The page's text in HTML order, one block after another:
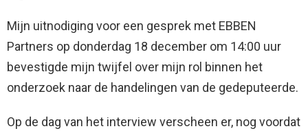
Mijn uitnodiging voor een gesprek met EBBEN
Partners op donderdag 18 december om 14:00 uur
bevestigde mijn twijfel over mijn rol binnen het
onderzoek naar de handelingen van de gedeputeerde.
Op de dag van het interview verscheen er, nog voordat